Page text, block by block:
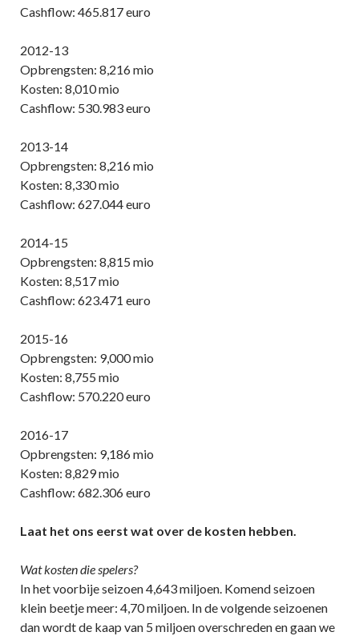
Cashflow: 465.817 euro
2012-13
Opbrengsten: 8,216 mio
Kosten: 8,010 mio
Cashflow: 530.983 euro
2013-14
Opbrengsten: 8,216 mio
Kosten: 8,330 mio
Cashflow: 627.044 euro
2014-15
Opbrengsten: 8,815 mio
Kosten: 8,517 mio
Cashflow: 623.471 euro
2015-16
Opbrengsten: 9,000 mio
Kosten: 8,755 mio
Cashflow: 570.220 euro
2016-17
Opbrengsten: 9,186 mio
Kosten: 8,829 mio
Cashflow: 682.306 euro
Laat het ons eerst wat over de kosten hebben.
Wat kosten die spelers?
In het voorbije seizoen 4,643 miljoen. Komend seizoen
klein beetje meer: 4,70 miljoen. In de volgende seizoenen
dan wordt de kaap van 5 miljoen overschreden en gaan we